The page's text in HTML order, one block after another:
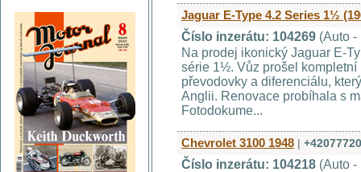
Jaguar E-Type 4.2 Series 1½
Číslo inzerátu: 104269 (Auto -
Na prodej ikonický Jaguar E-
série 1½. Vůz prošel kompletní
převodovky a diferenciálu,
Anglii. Renovace probíhala s
Fotodokume...
Chevrolet 3100 1948 |
Číslo inzerátu: 104218 (Auto -